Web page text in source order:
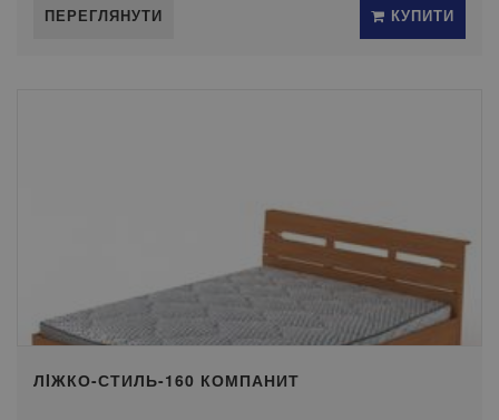
ПЕРЕГЛЯНУТИ КУПИТИ
ЛIЖКО-СТИЛЬ-160 КОМПАНИТ